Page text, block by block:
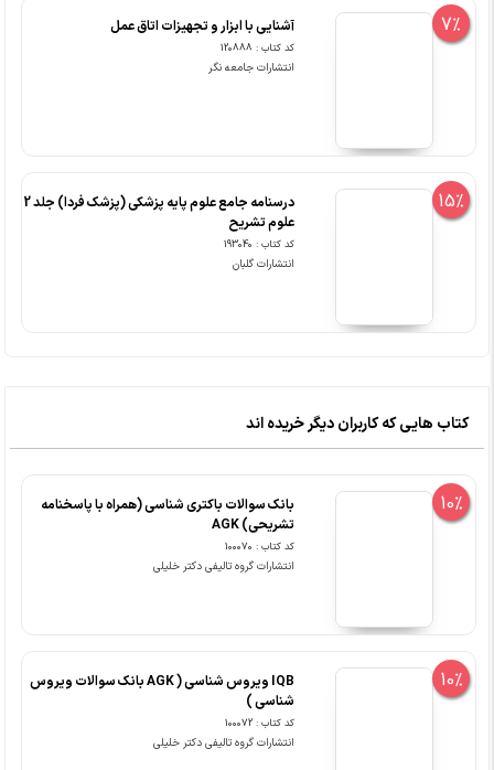
7% آشنایی با ابزار و تجهیزات اتاق عمل
کد کتاب : 120888
انتشارات جامعه نگر
15%
درسنامه جامع علوم پایه پزشکی (پزشک فردا) جلد 2
علوم تشریح
کد کتاب : 193040
انتشارات گلبان
کتاب هایی که کاربران دیگر خریده اند
10%
بانک سوالات باکتری شناسی (همراه با پاسخنامه
تشریحی) AGK
کد کتاب : 100070
انتشارات گروه تالیفی دکتر خلیلی
10%
IQB ویروس شناسی ( AGK بانک سوالات ویروس
شناسی )
کد کتاب : 100072
انتشارات گروه تالیفی دکتر خلیلی